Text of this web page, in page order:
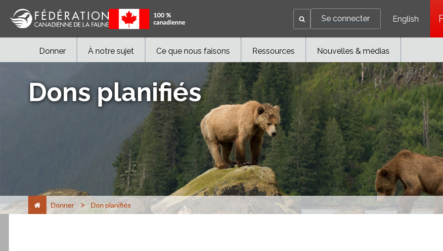
Se connecter English
Donner À notre sujet Ce que nous faisons Ressources Nouvelles & médias
Dons planifiés
Donner > Don planifiés